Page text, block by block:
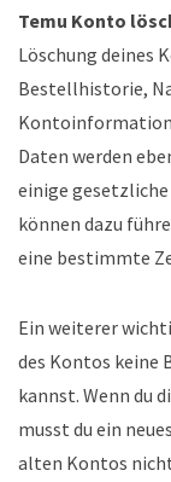
Temu Konto
Löschung deines
Bestellhistorie,
Daten werden
einige
können dazu
eine bestimmte
Ein weiterer
des Kontos keine
kannst. Wenn du
musst du ein
alten Kontos